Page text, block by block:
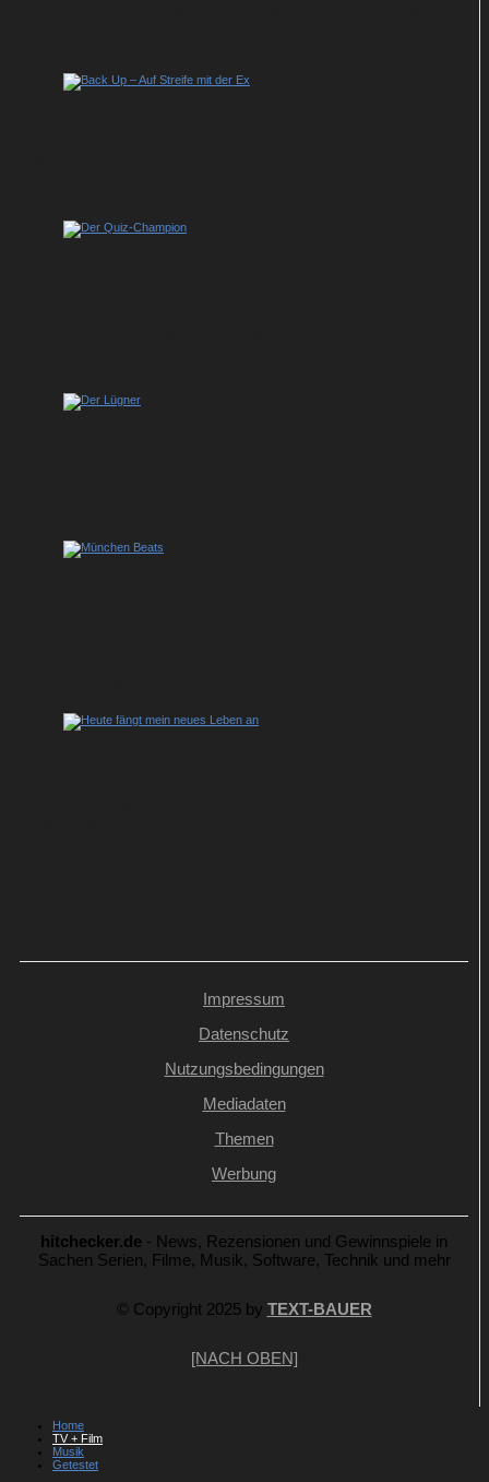
Impressum
Datenschutz
Nutzungsbedingungen
Mediadaten
Themen
Werbung
hitchecker.de - News, Rezensionen und Gewinnspiele in
Sachen Serien, Filme, Musik, Software, Technik und mehr
© Copyright 2025 by TEXT-BAUER
[NACH OBEN]
Home
TV + Film
Musik
Getestet